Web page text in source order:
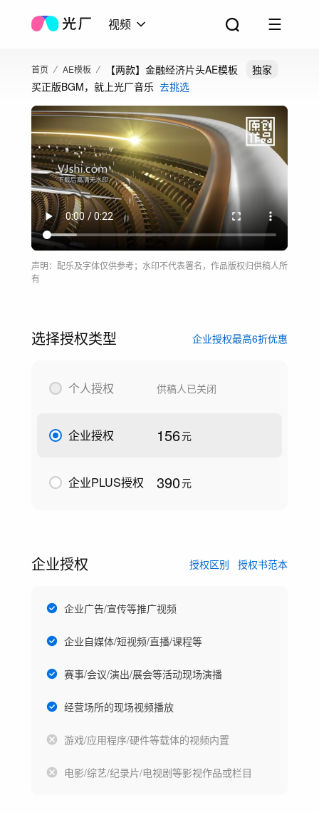
视频
首页 AE模板 【两款】金融经济片头AE模板
独家
买正版BGM，就上光厂音乐 去挑选
声明：配乐及字体仅供参考；水印不代表署名，作品版权归供稿人所
有
选择授权类型 企业授权最高6折优惠
个人授权 供稿人已关闭
企业授权 156元
企业PLUS授权 390元
企业授权 授权区别 授权书范本
企业广告/宣传等推广视频
企业自媒体/短视频/直播/课程等
赛事/会议/演出/展会等活动现场演播
经营场所的现场视频播放
游戏/应用程序/硬件等载体的视频内置
电影/综艺/纪录片/电视剧等影视作品或栏目